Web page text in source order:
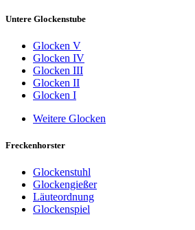
Untere Glockenstube
Glocken V
Glocken IV
Glocken III
Glocken II
Glocken I
Weitere Glocken
Freckenhorster
Glockenstuhl
Glockengießer
Läuteordnung
Glockenspiel